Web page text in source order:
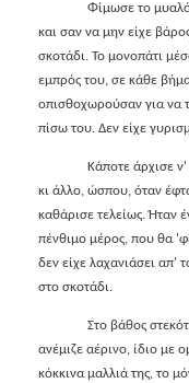
Φίμωσε το μυαλό
και σαν να μην είχε
σκοτάδι. Το μονοπάτι
εμπρός του, σε κάθε
οπισθοχωρούσαν για να
πίσω του. Δεν είχε
Κάποτε άρχισε
κι άλλο, ώσπου, όταν
καθάρισε τελείως. Ήταν
πένθιμο μέρος, που θα
δεν είχε λαχανιάσει απ'
στο σκοτάδι.
Στο βάθος
ανέμιζε αέρινο, ίδιο με
κόκκινα μαλλιά της, το